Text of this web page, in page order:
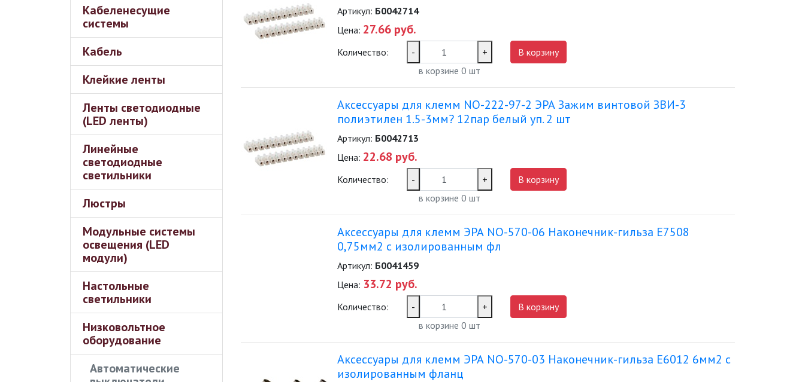
Кабеленесущие
системы
Кабель
Клейкие ленты
Ленты светодиодные
(LED ленты)
Линейные
светодиодные
светильники
Люстры
Модульные системы
освещения (LED
модули)
Настольные
светильники
Низковольтное
оборудование
Автоматические
Артикул: Б0042714
Цена: 27.66 руб.
Количество: -
+
в корзине 0 шт
В корзину
Аксессуары для клемм NO-222-97-2 ЭРА Зажим винтовой ЗВИ-3
полиэтилен 1.5-3мм? 12пар белый уп. 2 шт
Артикул: Б0042713
Цена: 22.68 руб.
Количество: -
+
в корзине 0 шт
В корзину
Аксессуары для клемм ЭРА NO-570-06 Наконечник-гильза Е7508
0,75мм2 с изолированным фл
Артикул: Б0041459
Цена: 33.72 руб.
Количество: -
+
в корзине 0 шт
В корзину
Аксессуары для клемм ЭРА NO-570-03 Наконечник-гильза Е6012 6мм2 с
изолированным фланц